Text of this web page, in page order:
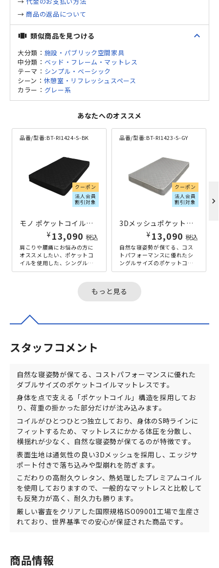
→ 商品の返品について
view_carousel 類似商品を見つける expand_less
大分類： 施設・パブリック空間家具
中分類： ベッド・フレーム・マットレス
テーマ： シンプル・ベーシック
シーン： 休憩室・リフレッシュスペース
カラー： グレー系
あなたへのオススメ
品番/型番:BT-RI1424-S-BK
クーポン
法人会員
割引対象
モノ ポケットコイルマットレス シングルサイズ W970×D1950×H170 ブラック
¥ 13,090 税込
肩こりや腰痛にお悩みの方に
オススメしたい、ポケットコ
イルを使用した、シングルサ
イズのマットレスです。身体
品番/型番:BT-RI1423-S-GY
クーポン
法人会員
割引対象
3Dメッシュポケットコイルマットレス シングルサイズ W970×D1950×H170 ライトグレー
¥ 13,090 税込
自然な寝姿勢が保てる、コス
トパフォーマンスに優れたシ
ングルサイズのポケットコイ
ルマットレスです。身体を点
構造を採用...
chevron_right
もっと見る
スタッフコメント
自然な寝姿勢が保てる、コストパフォーマンスに優れた
ダブルサイズのポケットコイルマットレスです。
身体を点で支える「ポケットコイル」構造を採用してお
り、荷重の掛かった部分だけが沈み込みます。
コイルがひとつひとつ独立しており、身体のS時ラインに
フィットするため、マットレスにかかる体圧を分散し、
横揺れが少なく、自然な寝姿勢が保てるのが特徴です。
表面生地は通気性の良い3Dメッシュを採用し、エッジサ
ポート付きで落ち込みや型崩れを防ぎます。
こだわりの高耐久ウレタン、熱処理したプレミアムコイル
を使用しておりますので、一般的なマットレスと比較して
も反発力が高く、耐久力も勝ります。
厳しい審査をクリアした国際規格ISO09001工場で生産さ
れており、世界基準での安心が保証された商品です。
商品情報